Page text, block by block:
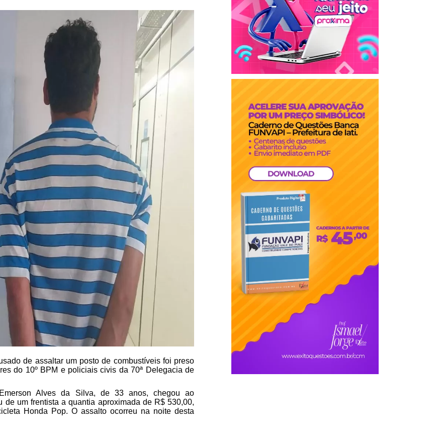
de assaltar um posto de combustíveis foi preso
do 10º BPM e policiais civis da 70ª Delegacia de
Alves da Silva, de 33 anos, chegou ao
um frentista a quantia aproximada de R$ 530,00,
Honda Pop. O assalto ocorreu na noite desta